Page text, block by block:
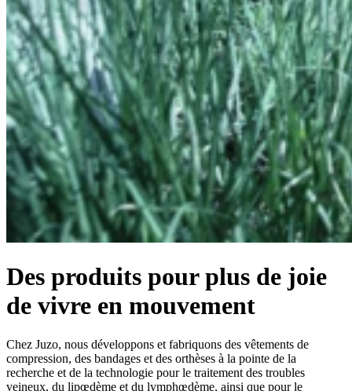
Des produits pour plus de joie
de vivre en mouvement
Chez Juzo, nous développons et fabriquons des vêtements de
compression, des bandages et des orthèses à la pointe de la
recherche et de la technologie pour le traitement des troubles
veineux, du lipœdème et du lymphœdème, ainsi que pour le